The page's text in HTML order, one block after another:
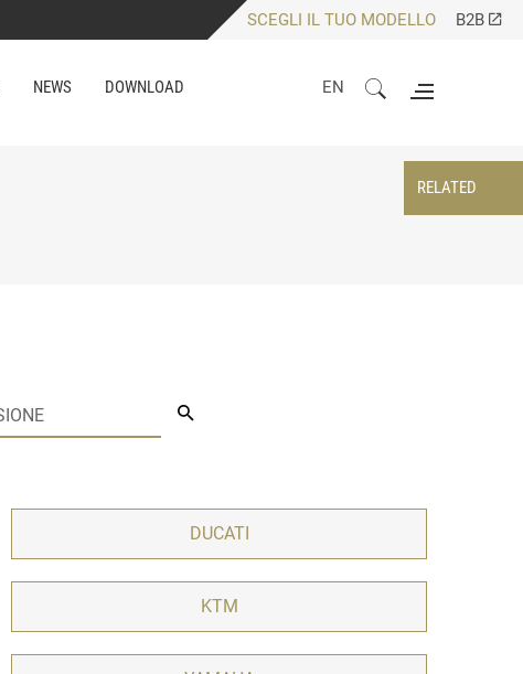
SCEGLI IL TUO MODELLO B2B
NEWS DOWNLOAD EN
RELATED
DUCATI
KTM